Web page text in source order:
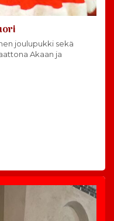
joulupukki sekä
Akaan ja